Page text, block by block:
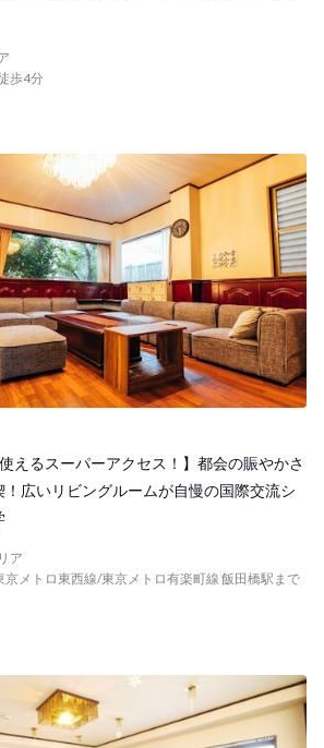
歩4分
えるスーパーアクセス！】都会の賑やかさ
！広いリビングルームが自慢の国際交流シ
ア
京メトロ東西線/東京メトロ有楽町線 飯田橋駅まで